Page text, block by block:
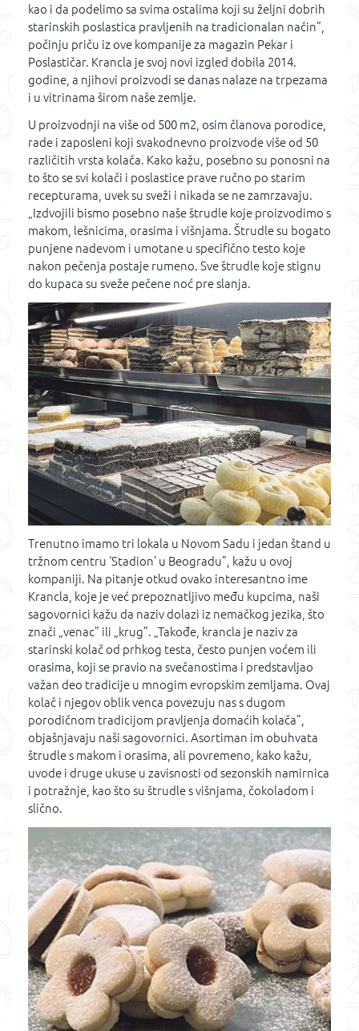
kao i da podelimo sa svima ostalima koji su željni dobrih
starinskih poslastica pravljenih na tradicionalan način”,
počinju priču iz ove kompanije za magazin Pekar i
Poslastičar. Krancla je svoj novi izgled dobila 2014.
godine, a njihovi proizvodi se danas nalaze na trpezama
i u vitrinama širom naše zemlje.
U proizvodnji na više od 500 m2, osim članova porodice,
rade i zaposleni koji svakodnevno proizvode više od 50
različitih vrsta kolača. Kako kažu, posebno su ponosni na
to što se svi kolači i poslastice prave ručno po starim
recepturama, uvek su sveži i nikada se ne zamrzavaju.
„Izdvojili bismo posebno naše štrudle koje proizvodimo s
makom, lešnicima, orasima i višnjama. Štrudle su bogato
punjene nadevom i umotane u specifično testo koje
nakon pečenja postaje rumeno. Sve štrudle koje stignu
do kupaca su sveže pečene noć pre slanja.
Trenutno imamo tri lokala u Novom Sadu i jedan štand u
tržnom centru ‘Stadion’ u Beogradu”, kažu u ovoj
kompaniji. Na pitanje otkud ovako interesantno ime
Krancla, koje je već prepoznatljivo među kupcima, naši
sagovornici kažu da naziv dolazi iz nemačkog jezika, što
znači „venac” ili „krug”. „Takođe, krancla je naziv za
starinski kolač od prhkog testa, često punjen voćem ili
orasima, koji se pravio na svečanostima i predstavljao
važan deo tradicije u mnogim evropskim zemljama. Ovaj
kolač i njegov oblik venca povezuju nas s dugom
porodičnom tradicijom pravljenja domaćih kolača”,
objašnjavaju naši sagovornici. Asortiman im obuhvata
štrudle s makom i orasima, ali povremeno, kako kažu,
uvode i druge ukuse u zavisnosti od sezonskih namirnica
i potražnje, kao što su štrudle s višnjama, čokoladom i
slično.